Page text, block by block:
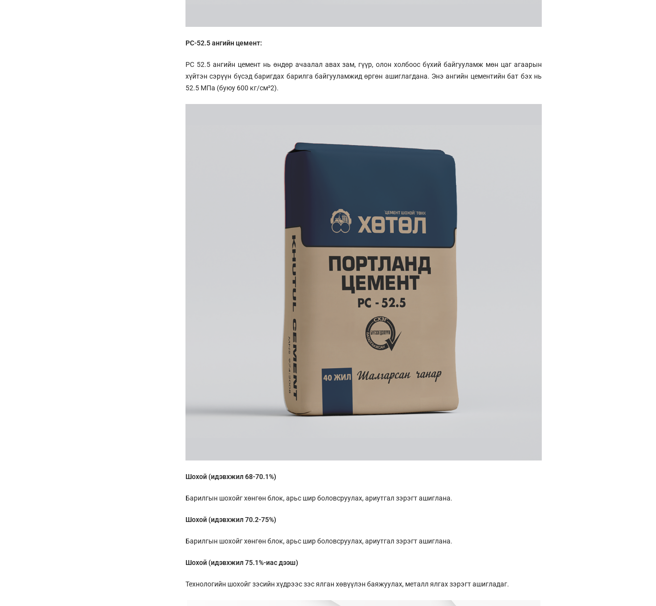
PC-52.5 ангийн цемент:
PC 52.5 ангийн цемент нь өндөр ачаалал авах зам, гүүр, олон холбоос бүхий байгууламж мөн цаг агаарын
хүйтэн сэрүүн бүсэд баригдах барилга байгууламжид өргөн ашиглагдана. Энэ ангийн цементийн бат бэх нь
52.5 МПа (буюу 600 кг/см²2).
Шохой (идэвхжил 68-70.1%)
Барилгын шохойг хөнгөн блок, арьс шир боловсруулах, ариутгал зэрэгт ашиглана.
Шохой (идэвхжил 70.2-75%)
Барилгын шохойг хөнгөн блок, арьс шир боловсруулах, ариутгал зэрэгт ашиглана.
Шохой (идэвхжил 75.1%-иас дээш)
Технологийн шохойг зэсийн хүдрээс зэс ялган хөвүүлэн баяжуулах, металл ялгах зэрэгт ашигладаг.